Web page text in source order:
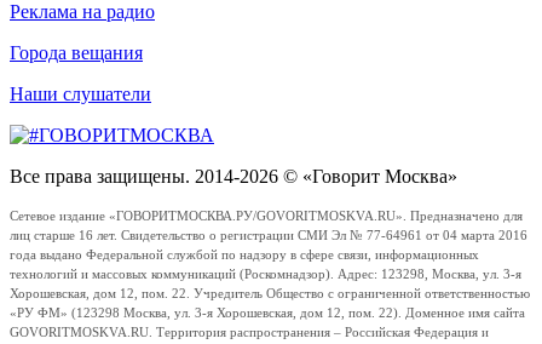
Реклама на радио
Города вещания
Наши слушатели
Все права защищены. 2014-2026 © «Говорит Москва»
Сетевое издание «ГОВОРИТМОСКВА.РУ/GOVORITMOSKVA.RU». Предназначено для
лиц старше 16 лет. Свидетельство о регистрации СМИ Эл № 77-64961 от 04 марта 2016
года выдано Федеральной службой по надзору в сфере связи, информационных
технологий и массовых коммуникаций (Роскомнадзор). Адрес: 123298, Москва, ул. 3-я
Хорошевская, дом 12, пом. 22. Учредитель Общество с ограниченной ответственностью
«РУ ФМ» (123298 Москва, ул. 3-я Хорошевская, дом 12, пом. 22). Доменное имя сайта
GOVORITMOSKVA.RU. Территория распространения – Российская Федерация и